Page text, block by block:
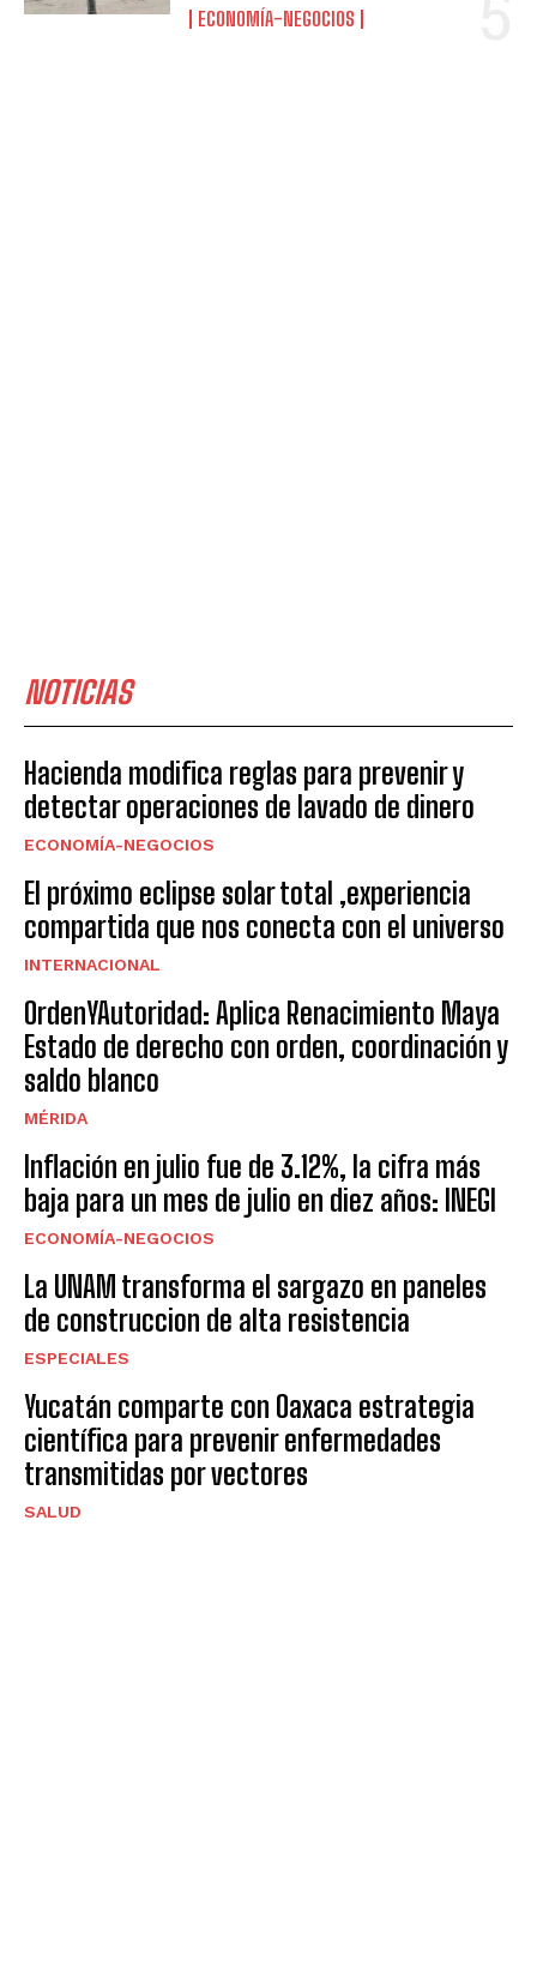
ECONOMÍA-NEGOCIOS
NOTICIAS
Hacienda modifica reglas para prevenir y
detectar operaciones de lavado de dinero
ECONOMÍA-NEGOCIOS
El próximo eclipse solar total ,experiencia
compartida que nos conecta con el universo
INTERNACIONAL
OrdenYAutoridad: Aplica Renacimiento Maya
Estado de derecho con orden, coordinación y
saldo blanco
MÉRIDA
Inflación en julio fue de 3.12%, la cifra más
baja para un mes de julio en diez años: INEGI
ECONOMÍA-NEGOCIOS
La UNAM transforma el sargazo en paneles
de construccion de alta resistencia
ESPECIALES
Yucatán comparte con Oaxaca estrategia
científica para prevenir enfermedades
transmitidas por vectores
SALUD